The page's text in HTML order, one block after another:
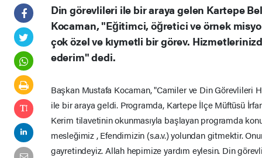
Din görevlileri ile bir araya gelen Kartepe
Kocaman, "Eğitimci, öğretici ve örnek
çok özel ve kıymetli bir görev.
ederim" dedi.
Başkan Mustafa Kocaman, "Camiler ve Din Görevlileri
ile bir araya geldi. Programda, Kartepe İlçe Müftüsü
Kerim tilavetinin okunmasıyla başlayan programda
mesleğimiz , Efendimizin (s.a.v.) yolundan gitmektir.
gayretindeyiz. Allah hepimize yardım eylesin. Din